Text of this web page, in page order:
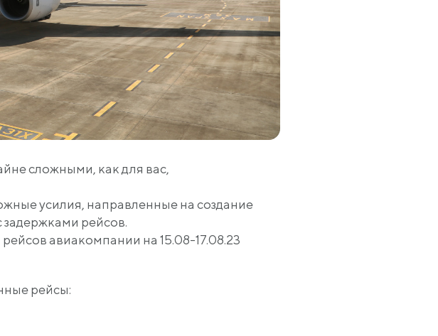
сложными, как для вас,
усилия, направленные на создание
рейсов.
авиакомпании на 15.08-17.08.23
рейсы: